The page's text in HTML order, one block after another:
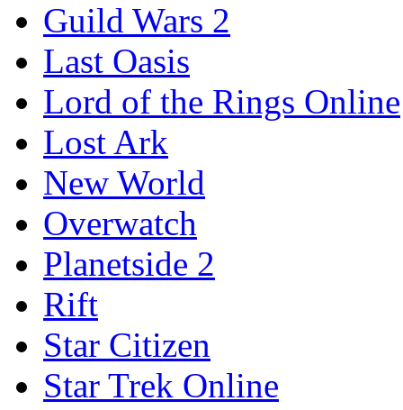
Guild Wars 2
Last Oasis
Lord of the Rings Online
Lost Ark
New World
Overwatch
Planetside 2
Rift
Star Citizen
Star Trek Online